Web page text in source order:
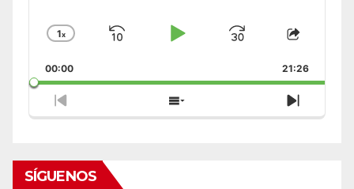
Change
Rate
1x
Skip
Play
Jump
Forward
Share
Episode
00:00 21:26
Previous
Episode
Show
Episodes
Next
Episode
SÍGUENOS